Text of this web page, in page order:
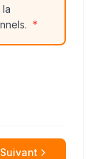
*
Suivant